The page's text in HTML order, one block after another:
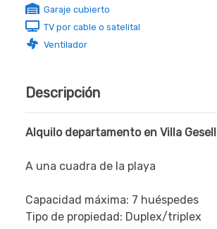
Garaje cubierto
TV por cable o satelital
Ventilador
Descripción
Alquilo departamento en Villa Gesell
A una cuadra de la playa
Capacidad máxima: 7 huéspedes
Tipo de propiedad: Duplex/triplex